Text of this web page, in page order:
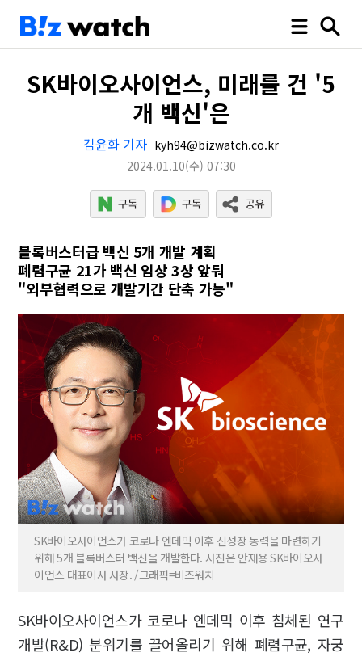
SK바이오사이언스, 미래를 건 '5
개 백신'은
김윤화 기자 kyh94@bizwatch.co.kr
2024.01.10(수) 07:30
블록버스터급 백신 5개 개발 계획
폐렴구균 21가 백신 임상 3상 앞둬
"외부협력으로 개발기간 단축 가능"
SK바이오사이언스가 코로나 엔데믹 이후 신성장 동력을 마련하기
위해 5개 블록버스터 백신을 개발한다. 사진은 안재용 SK바이오사
이언스 대표이사 사장. /그래픽=비즈워치
SK바이오사이언스가 코로나 엔데믹 이후 침체된 연구
개발(R&D) 분위기를 끌어올리기 위해 폐렴구균, 자궁